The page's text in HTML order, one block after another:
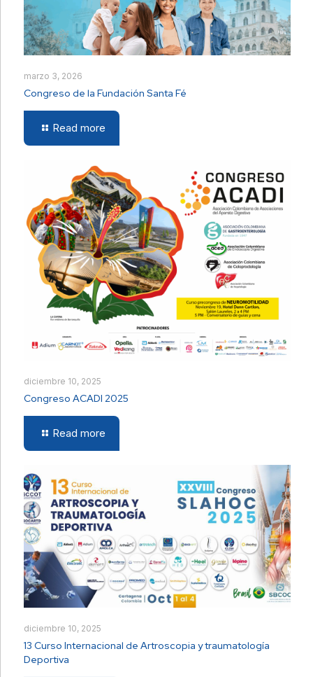
marzo 3, 2026
Congreso de la Fundación Santa Fé
Read more
diciembre 10, 2025
Congreso ACADI 2025
Read more
diciembre 10, 2025
13 Curso Internacional de Artroscopia y traumatología
Deportiva